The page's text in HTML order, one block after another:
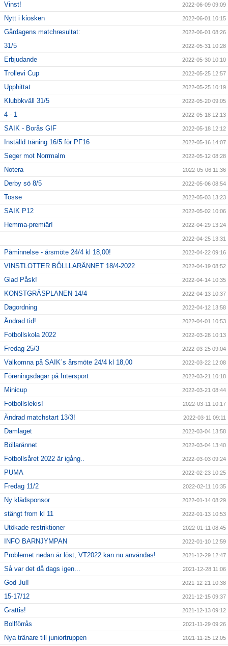
Vinst! 2022-06-09 09:09
Nytt i kiosken 2022-06-01 10:15
Gårdagens matchresultat: 2022-06-01 08:26
31/5 2022-05-31 10:28
Erbjudande 2022-05-30 10:10
Trollevi Cup 2022-05-25 12:57
Upphittat 2022-05-25 10:19
Klubbkväll 31/5 2022-05-20 09:05
4 - 1 2022-05-18 12:13
SAIK - Borås GIF 2022-05-18 12:12
Inställd träning 16/5 för PF16 2022-05-16 14:07
Seger mot Norrmalm 2022-05-12 08:28
Notera 2022-05-06 11:36
Derby sö 8/5 2022-05-06 08:54
Tosse 2022-05-03 13:23
SAIK P12 2022-05-02 10:06
Hemma-premiär! 2022-04-29 13:24
2022-04-25 13:31
Påminnelse - årsmöte 24/4 kl 18,00! 2022-04-22 09:16
VINSTLOTTER BÔLLLARÄNNET 18/4-2022 2022-04-19 08:52
Glad Påsk! 2022-04-14 10:35
KONSTGRÄSPLANEN 14/4 2022-04-13 10:37
Dagordning 2022-04-12 13:58
Ändrad tid! 2022-04-01 10:53
Fotbollskola 2022 2022-03-28 10:13
Fredag 25/3 2022-03-25 09:04
Välkomna på SAIK´s årsmöte 24/4 kl 18,00 2022-03-22 12:08
Föreningsdagar på Intersport 2022-03-21 10:18
Minicup 2022-03-21 08:44
Fotbollslekis! 2022-03-11 10:17
Ändrad matchstart 13/3! 2022-03-11 09:11
Damlaget 2022-03-04 13:58
Böllarännet 2022-03-04 13:40
Fotbollsåret 2022 är igång.. 2022-03-03 09:24
PUMA 2022-02-23 10:25
Fredag 11/2 2022-02-11 10:35
Ny klädsponsor 2022-01-14 08:29
stängt from kl 11 2022-01-13 10:53
Utökade restriktioner 2022-01-11 08:45
INFO BARNJYMPAN 2022-01-10 12:59
Problemet nedan är löst, VT2022 kan nu användas! 2021-12-29 12:47
Så var det då dags igen... 2021-12-28 11:06
God Jul! 2021-12-21 10:38
15-17/12 2021-12-15 09:37
Grattis! 2021-12-13 09:12
Bollförrås 2021-11-29 09:26
Nya tränare till juniortruppen 2021-11-25 12:05